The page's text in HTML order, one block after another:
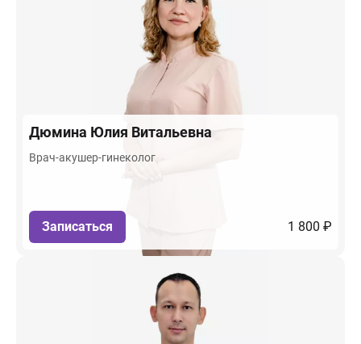
Дюмина Юлия Витальевна
Врач-акушер-гинеколог
Записаться 1 800 ₽